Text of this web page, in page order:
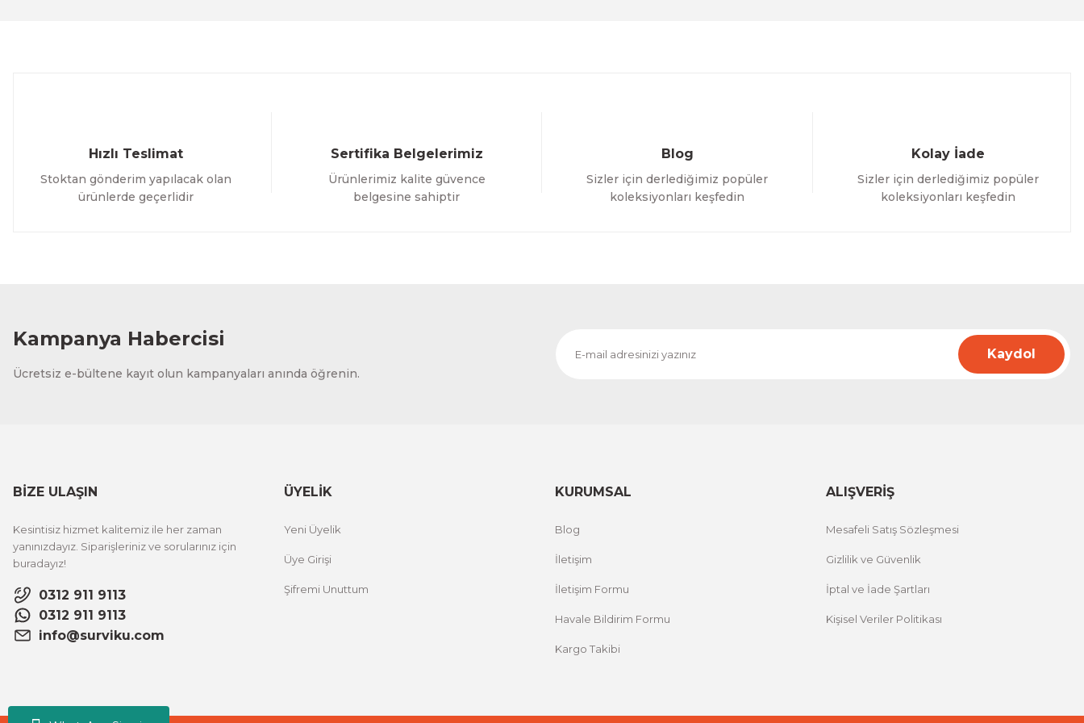
Hızlı Teslimat
Stoktan gönderim yapılacak olan
ürünlerde geçerlidir
Sertifika Belgelerimiz
Ürünlerimiz kalite güvence
belgesine sahiptir
Blog
Sizler için derlediğimiz popüler
koleksiyonları keşfedin
Kolay İade
Sizler için derlediğimiz popüler
koleksiyonları keşfedin
Kampanya Habercisi
Ücretsiz e-bültene kayıt olun kampanyaları anında öğrenin.
Kaydol
BİZE ULAŞIN
Kesintisiz hizmet kalitemiz ile her zaman
yanınızdayız. Siparişleriniz ve sorularınız için
buradayız!
0312 911 9113
0312 911 9113
info@surviku.com
ÜYELİK
Yeni Üyelik
Üye Girişi
Şifremi Unuttum
KURUMSAL
Blog
İletişim
İletişim Formu
Havale Bildirim Formu
Kargo Takibi
ALIŞVERİŞ
Mesafeli Satış Sözleşmesi
Gizlilik ve Güvenlik
İptal ve İade Şartları
Kişisel Veriler Politikası